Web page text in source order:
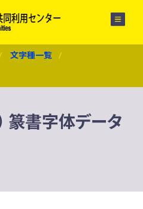
文字種一覧
篆書字体データ